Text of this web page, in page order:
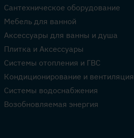
Сантехническое оборудование
Мебель для ванной
Аксессуары для ванны и душа
Плитка и Аксессуары
Системы отопления и ГВС
Кондиционирование и вентиляция
Системы водоснабжения
Возобновляемая энергия